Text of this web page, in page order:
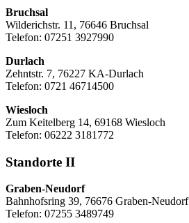
Bruchsal
Wilderichstr. 11, 76646 Bruchsal
Telefon: 07251 3927990
Durlach
Zehntstr. 7, 76227 KA-Durlach
Telefon: 0721 46714500
Wiesloch
Zum Keitelberg 14, 69168 Wiesloch
Telefon: 06222 3181772
Standorte II
Graben-Neudorf
Bahnhofsring 39, 76676 Graben-Neudorf
Telefon: 07255 3489749